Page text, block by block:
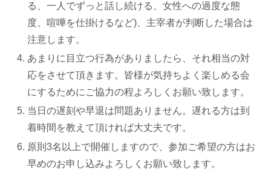
る、一人でずっと話し続ける、女性への過度な態
度、喧嘩を仕掛けるなど)、主宰者が判断した場合は
注意します。
あまりに目立つ行為がありましたら、それ相当の対
応をさせて頂きます。皆様が気持ちよく楽しめる会
にするためにご協力の程よろしくお願い致します。
当日の遅刻や早退は問題ありません。遅れる方は到
着時間を教えて頂ければ大丈夫です。
原則3名以上で開催しますので、参加ご希望の方はお
早めのお申し込みよろしくお願い致します。